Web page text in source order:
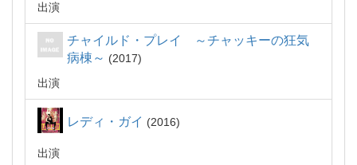
出演
チャイルド・プレイ ～チャッキーの狂気
病棟～
2017
出演
レディ・ガイ 2016
出演